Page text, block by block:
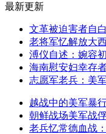
最新更新
文革被迫害者自
老将军忆解放大
溥仪自述：婉容
海南慰安妇幸存
志愿军老兵：美
越战中的美军暴
朝鲜战场美军战
老兵忆常德血战